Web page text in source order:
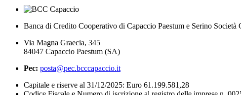
Banca di Credito Cooperativo di Capaccio Paestum e Serino Società
Via Magna Graecia, 345
84047 Capaccio Paestum (SA)
Pec: posta@pec.bcccapaccio.it
Capitale e riserve al 31/12/2025: Euro 61.199.581,28